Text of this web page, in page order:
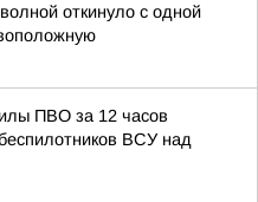
откинуло с одной
ПВО за 12 часов
ВСУ над